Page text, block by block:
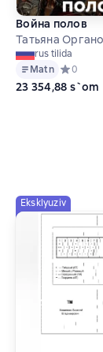
Война полов
Татьяна
rus tilida
Matn Средний
0
23 354,88 s`om
Eksklyuziv